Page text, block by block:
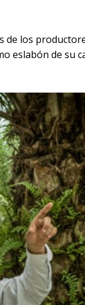
de los
eslabón de su